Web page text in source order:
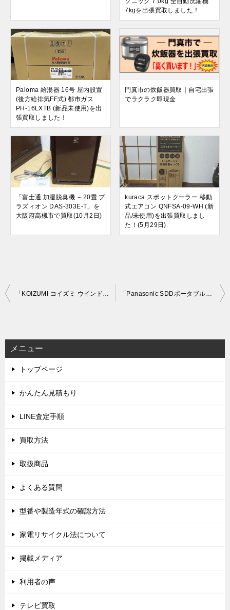
7kgを出張買取しました！
Paloma 給湯器 16号 屋内設置
(後方給排気FF式) 都市ガス
PH-16LXTB (新品未使用)を出
張買取しました！
門真市の炊飯器買取｜自宅出張
でラクラク即現金
「富士通 加湿脱臭機 ～20畳 プ
ラズィオン DAS-303E-T」を
大阪府高槻市で買取(10月2日)
kuraca スポットクーラー 移動
式エアコン QNFSA-09-WH (新
品/未使用)を出張買取しまし
た！(5月29日)
投
ビ
ゲ
ー
シ
メニュー
トップページ
かんたん見積もり
LINE査定手順
買取方法
取扱商品
よくある質問
型番や製造年式の確認方法
家電リサイクル法について
掲載メディア
利用者の声
テレビ買取